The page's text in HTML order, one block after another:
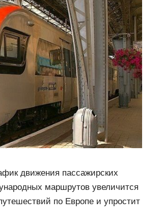
движения пассажирских
маршрутов увеличится
по Европе и упростит